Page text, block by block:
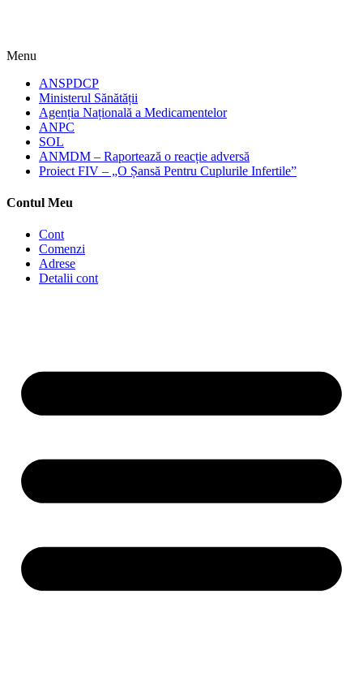
Menu
ANSPDCP
Ministerul Sănătății
Agenția Națională a Medicamentelor
ANPC
SOL
ANMDM – Raportează o reacție adversă
Proiect FIV – „O Șansă Pentru Cuplurile Infertile”
Contul Meu
Cont
Comenzi
Adrese
Detalii cont